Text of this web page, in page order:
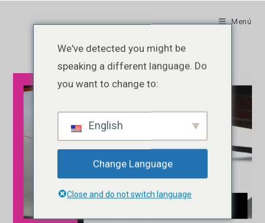
Menú
We've detected you might be
speaking a different language. Do
you want to change to:
English
Change Language
Close and do not switch language